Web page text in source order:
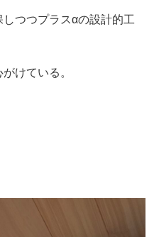
つつプラスαの設計的工
けている。